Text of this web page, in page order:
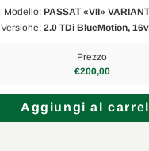
Modello: PASSAT «VII»
Versione: 2.0 TDi BlueMotion,
Prezzo
€200,00
Aggiungi al